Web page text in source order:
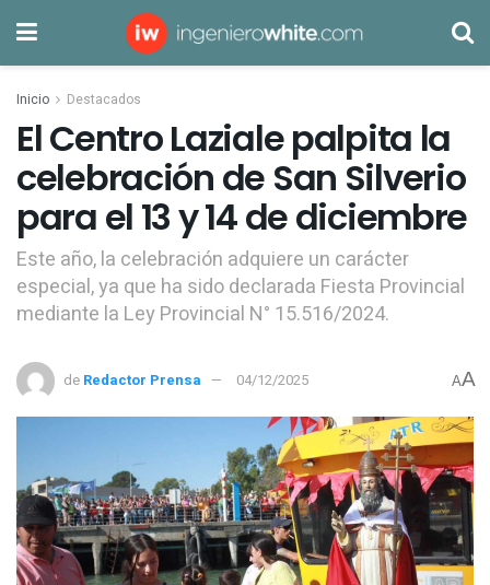
Inicio Destacados
El Centro Laziale palpita la
celebración de San Silverio
para el 13 y 14 de diciembre
Este año, la celebración adquiere un carácter
especial, ya que ha sido declarada Fiesta Provincial
mediante la Ley Provincial N° 15.516/2024.
de Redactor Prensa 04/12/2025 AA